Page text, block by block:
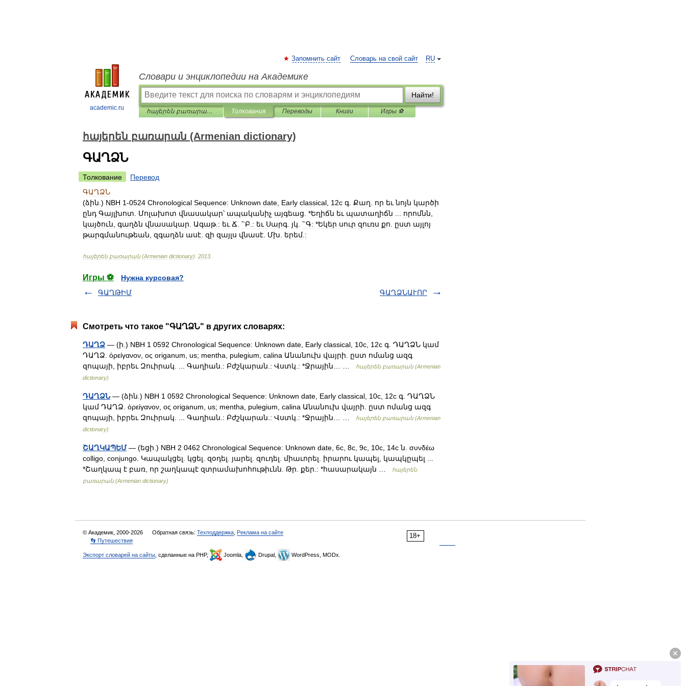
academic.ru
RU
Запомнить сайт Словарь на свой сайт
Словари и энциклопедии на Академике
Найти!
հայերեն բառարան (Armenian dictionary) Толкования Переводы Книги Игры ⚽
հայերեն բառարան (Armenian dictionary)
ԳԱՂՁՆ
Толкование
Перевод
ԳԱՂՁՆ
(ձին .) NBH 1-0524 Chronological Sequence: Unknown date Early classical 12c գ Քաղ որ եւ նոյն կարծի
ընդ Գայլխոտ Մոլախոտ վնասակար՝ ապականիչ այգեաց . *Եղիճն եւ պատաղիճն որոմնն
կայծուն գաղձն վնասակար Ագաթ. : եւ Ճ ՟Բ : եւ Սարգ յկ ՟Գ: *Եկեր սուր զուռս քո ըստ այլոյ
թարգմանութեան զգաղձն ասէ զի զայլս վնասէ Մխ երեմ :
հայերեն բառարան(Armenian dictionary) 2013
Игры ⚽
Нужна курсовая?
ԳԱՂԹԻՄ
ԳԱՂՁՆԱՒՈՐ
Смотреть что такое "ԳԱՂՁՆ" в других словарях:
ԴԱՂՁ — (ի.) NBH 1 0592 Chronological Sequence: Unknown date, Early classical, 10c, 12c գ. ԴԱՂՁՆ կամ
ԴԱՂՁ. ὁρείγανον, ος origanum, us; mentha, pulegium, calina Անանուխ վայրի. ըստ ոմանց ազգ
զոպայի, իբրեւ Զուիրակ. ... Գաղիան.: Բժշկարան.: Վստկ.: *Ջրային… …
հայերեն բառարան (Armenian
dictionary)
ԴԱՂՁՆ — (ձին.) NBH 1 0592 Chronological Sequence: Unknown date, Early classical, 10c, 12c գ. ԴԱՂՁՆ
կամ ԴԱՂՁ. ὁρείγανον, ος origanum, us; mentha, pulegium, calina Անանուխ վայրի. ըստ ոմանց ազգ
զոպայի, իբրեւ Զուիրակ. ... Գաղիան.: Բժշկարան.: Վստկ.: *Ջրային… …
հայերեն բառարան (Armenian
dictionary)
ՇԱՂԿԱՊԵՄ— (եցի.) NBH 2 0462 Chronological Sequence: Unknown date, 6c, 8c, 9c, 10c, 14c ն. συνδέω
colligo, conjungo. Կապակցել. կցել. զօդել. յարել. զուդել. միաւորել. իրարու կապել, կապկըպել ...
*Շաղկապ է բառ, որ շաղկապէ զտրամախոհութիւնն. Թր. քեր.: *հասարակայն …
հայերեն
բառարան (Armenian dictionary)
18+
© Академик, 2000-2026 Обратная связь: Техподдержка Реклама на сайте
👣 Путешествия
Экспорт словарей на сайты , сделанные на PHP, Joomla, Drupal, WordPress, MODx.